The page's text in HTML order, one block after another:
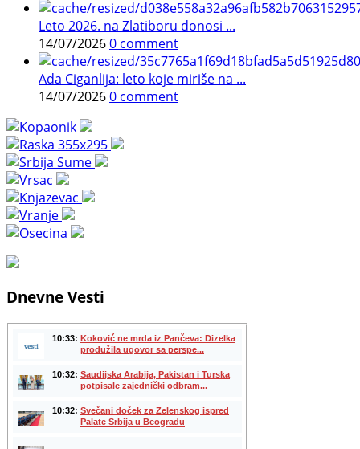
Leto 2026. na Zlatiboru donosi ...
14/07/20260 comment
Ada Ciganlija: leto koje miriše na ...
14/07/20260 comment
Dnevne Vesti